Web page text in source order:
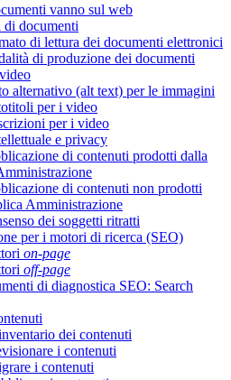
vanno sul web
documenti
di lettura dei documenti elettronici
di produzione dei documenti
alternativo (alt text) per le immagini
per i video
per i video
e privacy
di contenuti prodotti dalla
di contenuti non prodotti
Amministrazione
dei soggetti ritratti
per i motori di ricerca (SEO)
on-page
off-page
di diagnostica SEO: Search
dei contenuti
i contenuti
i contenuti